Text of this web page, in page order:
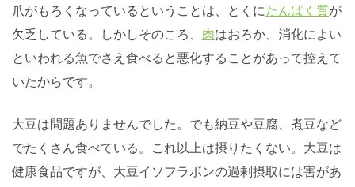
爪がもろくなっているということは、とくにたんぱく質が
欠乏している。しかしそのころ、 肉はおろか、消化によい
といわれる魚でさえ食べると悪化することがあって控えて
いたからです。
大豆は問題ありませんでした。でも納豆や豆腐、煮豆など
でたくさん食べている。これ以上は摂りたくない。大豆は
健康食品ですが、大豆イソフラボンの過剰摂取には害があ